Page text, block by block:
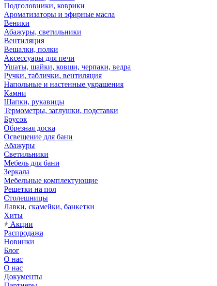
Подголовники, коврики
Ароматизаторы и эфирные масла
Веники
Абажуры, светильники
Вентиляция
Вешалки, полки
Аксессуары для печи
Ушаты, шайки, ковши, черпаки, ведра
Ручки, таблички, вентиляция
Напольные и настенные украшения
Камни
Шапки, рукавицы
Термометры, заглушки, подставки
Брусок
Обрезная доска
Освещение для бани
Абажуры
Светильники
Мебель для бани
Зеркала
Мебельные комплектующие
Решетки на пол
Столешницы
Лавки, скамейки, банкетки
Хиты
Акции
Распродажа
Новинки
Блог
О нас
О нас
Документы